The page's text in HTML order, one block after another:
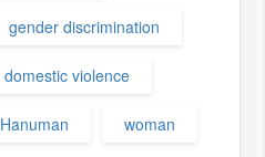
gender discrimination
domestic violence
Hanuman woman